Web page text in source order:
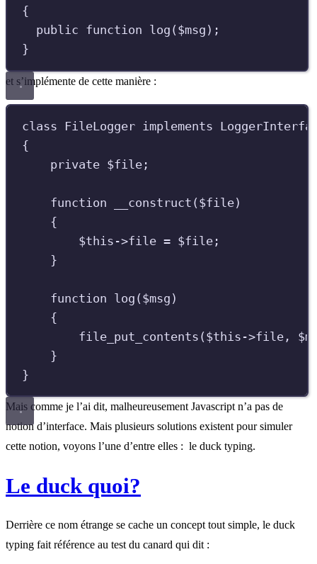
{
public function log ( $msg );
}
et s’implémente de cette manière :
class FileLogger implements
{
private $file ;
function __construct ( $file)
{
$this ->file = $file ;
}
function log ( $msg )
{
file_put_contents ( $this ->file , $
}
}
Mais comme je l’ai dit, malheureusement Javascript n’a pas de
notion d’interface. Mais plusieurs solutions existent pour simuler
cette notion, voyons l’une d’entre elles : le duck typing.
Le duck quoi?
Derrière ce nom étrange se cache un concept tout simple, le duck
typing fait référence au test du canard qui dit :